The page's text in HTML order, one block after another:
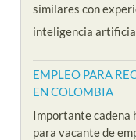
similares con
inteligencia
EMPLEO PARA
EN COLOMBIA
Importante cadena
para vacante de